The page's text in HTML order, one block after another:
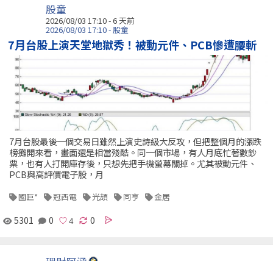
股童
2026/08/03 17:10 - 6 天前
2026/08/03 17:10 - 股童
7月台股上演天堂地獄秀！被動元件、PCB慘遭腰斬
7月台股最後一個交易日雖然上演史詩級大反攻，但把整個月的漲跌
榜攤開來看，畫面還是相當殘酷。同一個市場，有人月底忙著數鈔
票，也有人打開庫存後，只想先把手機螢幕關掉。尤其被動元件、
PCB與高評價電子股，月
國巨* 冠西電 光頡 同亨 金居
5301 0 0